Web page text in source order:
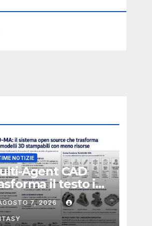
NOTIZIE
Agent CAD
il testo in
usando 116
meno token
7, 2026